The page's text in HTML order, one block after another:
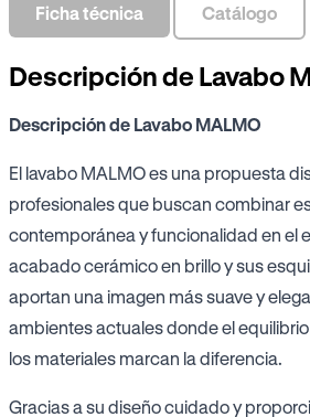
Ficha técnica Catálogo
Descripción de Lavabo
Descripción de Lavabo MALMO
El lavabo MALMO es una propuesta
profesionales que buscan combinar
contemporánea y funcionalidad en el
acabado cerámico en brillo y sus
aportan una imagen más suave y
ambientes actuales donde el
los materiales marcan la diferencia.
Gracias a su diseño cuidado y